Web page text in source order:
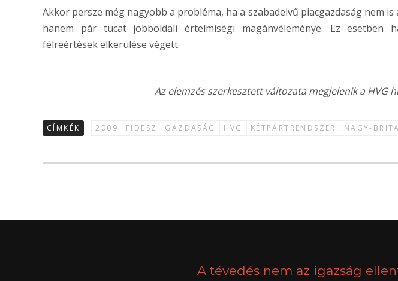
Akkor persze még nagyobb a probléma, ha a szabadelvű piacgazdaság nem
hanem pár tucat jobboldali értelmiségi magánvéleménye. Ez
félreértések elkerülése végett.
Az elemzés szerkesztett változata megjelenik a HVG
CÍMKÉK 2009 FIDESZ GAZDASÁG HVG KÉTPÁRTRENDSZER NAGY-
A tévedés nem az igazság